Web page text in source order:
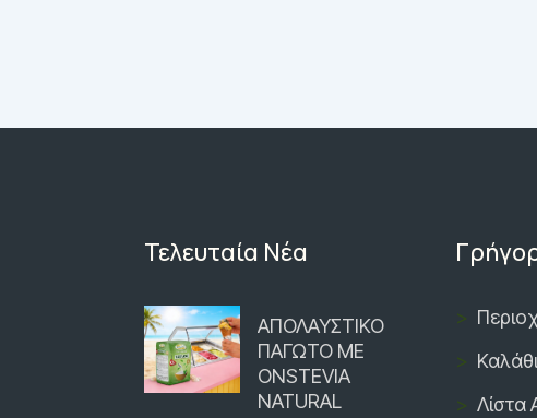
Τελευταία Νέα
ΑΠΟΛΑΥΣΤΙΚΟ
ΠΑΓΩΤΟ ΜΕ
ONSTEVIA
NATURAL
Λίστα